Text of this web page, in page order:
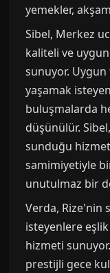
yemekler,
Sibel, Merkez
kaliteli ve
sunuyor.
yaşamak
buluşmalarda
düşünülür.
sunduğu
samimiyetiyle
unutulmaz bir
Verda, Rize'nin
isteyenlere
hizmeti
prestijli gece